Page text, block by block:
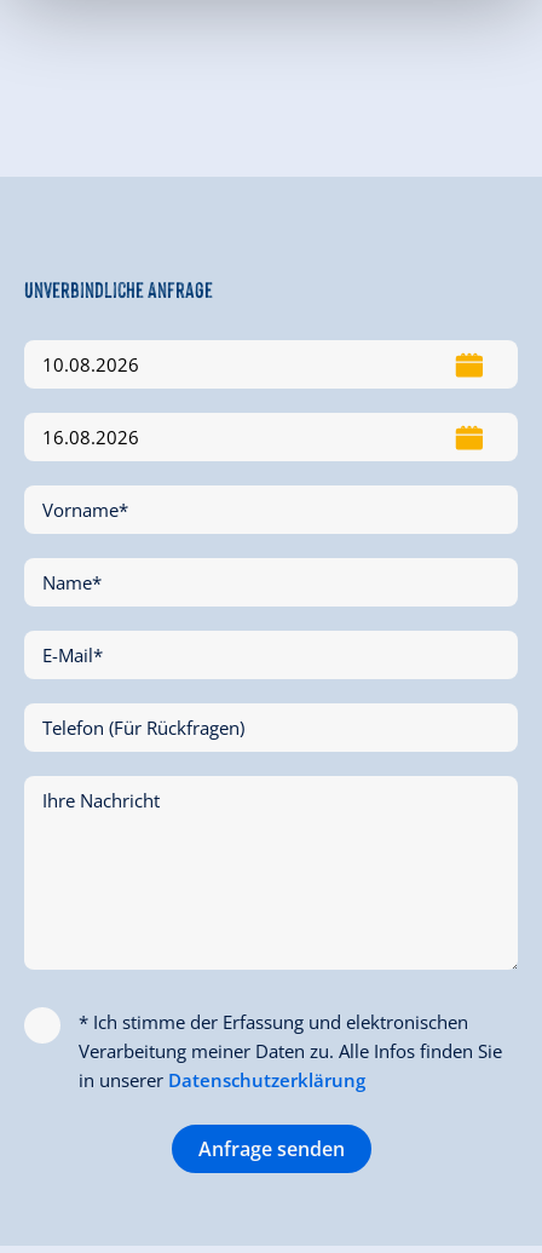
Unverbindliche Anfrage
Vorname*
Name*
E-Mail*
Telefon (Für Rückfragen)
Ihre Nachricht
* Ich stimme der Erfassung und elektronischen
Verarbeitung meiner Daten zu. Alle Infos finden Sie
in unserer Datenschutzerklärung
Anfrage senden